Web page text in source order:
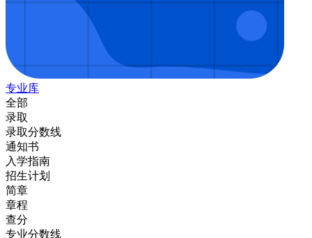
专业库
全部
录取
录取分数线
通知书
入学指南
招生计划
简章
章程
查分
专业分数线